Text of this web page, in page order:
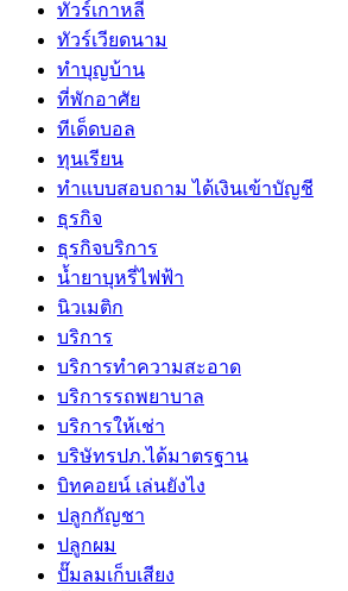
ทัวร์เกาหลี
ทัวร์เวียดนาม
ทำบุญบ้าน
ที่พักอาศัย
ทีเด็ดบอล
ทุนเรียน
ทําแบบสอบถาม ได้เงินเข้าบัญชี
ธุรกิจ
ธุรกิจบริการ
น้ำยาบุหรี่ไฟฟ้า
นิวเมติก
บริการ
บริการทำความสะอาด
บริการรถพยาบาล
บริการให้เช่า
บริษัทรปภ.ได้มาตรฐาน
บิทคอยน์ เล่นยังไง
ปลูกกัญชา
ปลูกผม
ปั๊มลมเก็บเสียง